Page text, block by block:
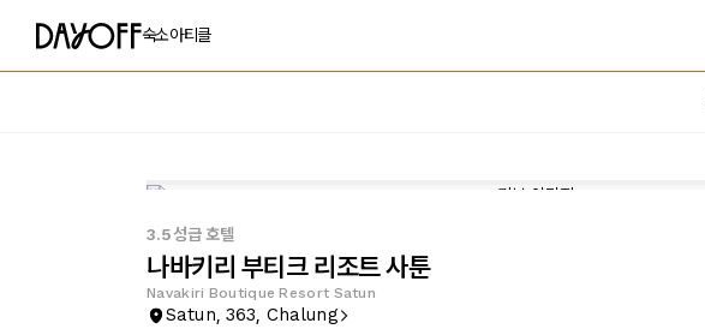
숙소아티클
3.5성급 호텔
나바키리 부티크 리조트 사툰
Navakiri Boutique Resort Satun
Satun, 363, Chalung